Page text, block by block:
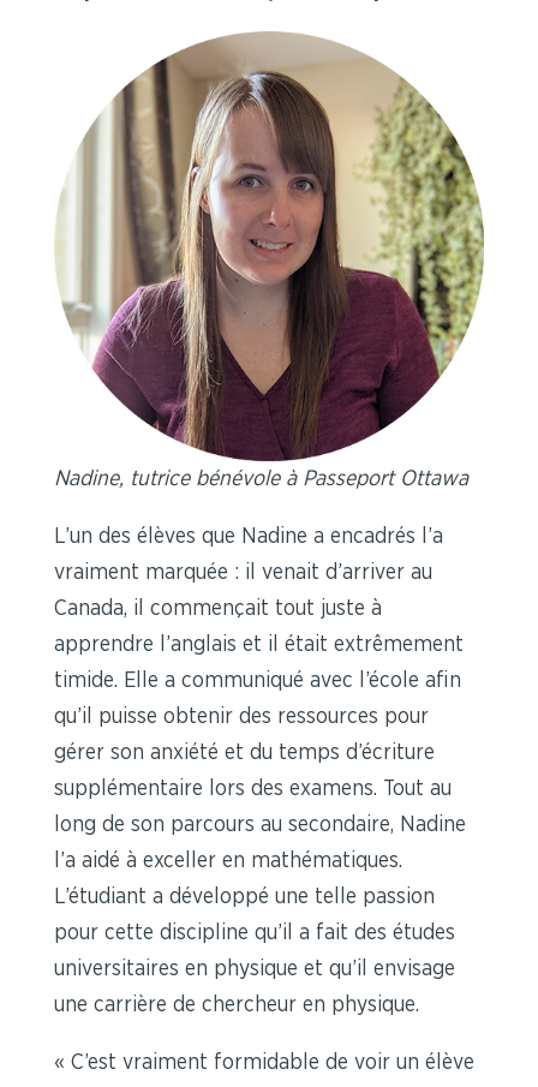
Nadine, tutrice bénévole à Passeport Ottawa
L’un des élèves que Nadine a encadrés l’a
vraiment marquée : il venait d’arriver au
Canada, il commençait tout juste à
apprendre l’anglais et il était extrêmement
timide. Elle a communiqué avec l’école afin
qu’il puisse obtenir des ressources pour
gérer son anxiété et du temps d’écriture
supplémentaire lors des examens. Tout au
long de son parcours au secondaire, Nadine
l’a aidé à exceller en mathématiques.
L’étudiant a développé une telle passion
pour cette discipline qu’il a fait des études
universitaires en physique et qu’il envisage
une carrière de chercheur en physique.
« C’est vraiment formidable de voir un élève